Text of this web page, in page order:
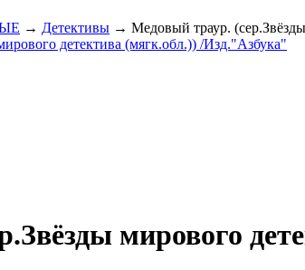
→ Детективы → Медовый траур.
мирового